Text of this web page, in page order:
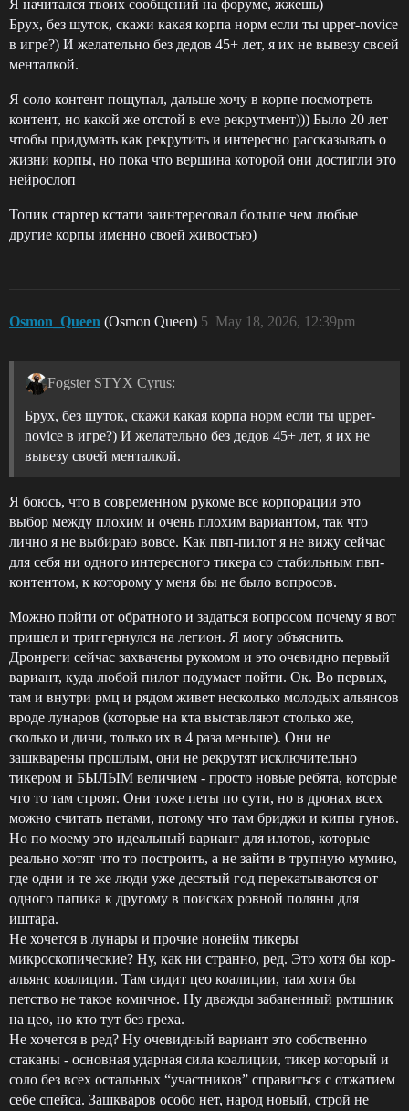
Я начитался твоих сообщений на форуме, жжешь)
Брух, без шуток, скажи какая корпа норм если ты upper-novice
в игре?) И желательно без дедов 45+ лет, я их не вывезу своей
менталкой.
Я соло контент пощупал, дальше хочу в корпе посмотреть
контент, но какой же отстой в eve рекрутмент))) Было 20 лет
чтобы придумать как рекрутить и интересно рассказывать о
жизни корпы, но пока что вершина которой они достигли это
нейрослоп
Топик стартер кстати заинтересовал больше чем любые
другие корпы именно своей живостью)
Osmon_Queen (Osmon Queen) May 18, 2026, 12:39pm
5
Fogster STYX Cyrus:
Брух, без шуток, скажи какая корпа норм если ты upper-
novice в игре?) И желательно без дедов 45+ лет, я их не
вывезу своей менталкой.
Я боюсь, что в современном рукоме все корпорации это
выбор между плохим и очень плохим вариантом, так что
лично я не выбираю вовсе. Как пвп-пилот я не вижу сейчас
для себя ни одного интересного тикера со стабильным пвп-
контентом, к которому у меня бы не было вопросов.
Можно пойти от обратного и задаться вопросом почему я вот
пришел и триггернулся на легион. Я могу объяснить.
Дронреги сейчас захвачены рукомом и это очевидно первый
вариант, куда любой пилот подумает пойти. Ок. Во первых,
там и внутри рмц и рядом живет несколько молодых альянсов
вроде лунаров (которые на кта выставляют столько же,
сколько и дичи, только их в 4 раза меньше). Они не
зашкварены прошлым, они не рекрутят исключительно
тикером и БЫЛЫМ величием - просто новые ребята, которые
что то там строят. Они тоже петы по сути, но в дронах всех
можно считать петами, потому что там бриджи и кипы гунов.
Но по моему это идеальный вариант для илотов, которые
реально хотят что то построить, а не зайти в трупную мумию,
где одни и те же люди уже десятый год перекатываются от
одного папика к другому в поисках ровной поляны для
иштара.
Не хочется в лунары и прочие нонейм тикеры
микроскопические? Ну, как ни странно, ред. Это хотя бы кор-
альянс коалиции. Там сидит цео коалиции, там хотя бы
петство не такое комичное. Ну дважды забаненный рмтшник
на цео, но кто тут без греха.
Не хочется в ред? Ну очевидный вариант это собственно
стаканы - основная ударная сила коалиции, тикер который и
соло без всех остальных “участников” справиться с отжатием
себе спейса. Зашкваров особо нет, народ новый, строй не